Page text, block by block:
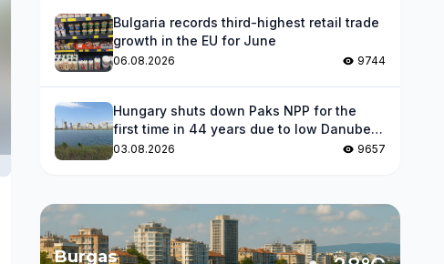
Bulgaria records third-highest retail trade
growth in the EU for June
06.08.2026 9744
Hungary shuts down Paks NPP for the
first time in 44 years due to low Danube
levels
03.08.2026 9657
Burgas